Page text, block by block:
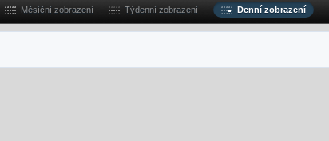
Měsíční zobrazení Týdenní zobrazení Denní zobrazení